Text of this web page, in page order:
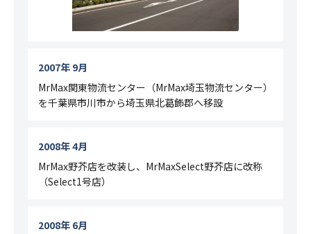
2007年 9月
MrMax関東物流センター（MrMax埼玉物流センター）
を千葉県市川市から埼玉県北葛飾郡へ移設
2008年 4月
MrMax野芥店を改装し、MrMaxSelect野芥店に改称
（Select1号店）
2008年 6月